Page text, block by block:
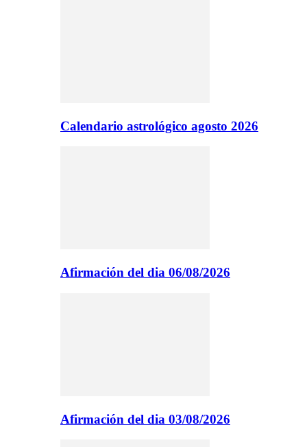
Calendario astrológico agosto 2026
Afirmación del dia 06/08/2026
Afirmación del dia 03/08/2026